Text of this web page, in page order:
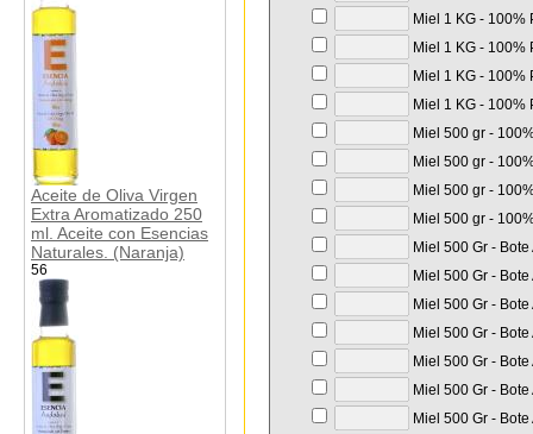
Aceite de Oliva Virgen
Extra Aromatizado 250
ml. Aceite con Esencias
Naturales. (Naranja)
56
Miel 1 KG - 100%
Miel 1 KG - 100%
Miel 1 KG - 100%
Miel 1 KG - 100%
Miel 500 gr -
Miel 500 gr -
Miel 500 gr -
Miel 500 gr -
Miel 500 Gr -
Miel 500 Gr -
Miel 500 Gr -
Miel 500 Gr -
Miel 500 Gr -
Miel 500 Gr -
Miel 500 Gr -